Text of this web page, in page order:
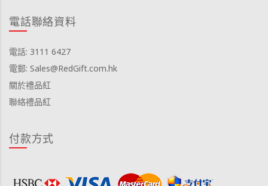
電話聯絡資料
電話: 3111 6427
電郵: Sales@RedGift.com.hk
關於禮品紅
聯絡禮品紅
付款方式